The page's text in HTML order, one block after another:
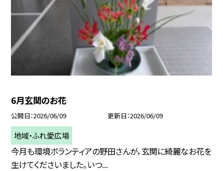
6月玄関のお花
公開日 2026/06/09 更新日 2026/06/09
地域・ふれ愛広場
今月も環境ボランティアの野田さんが，玄関に綺麗なお花を
生けてくださいました。いつ...